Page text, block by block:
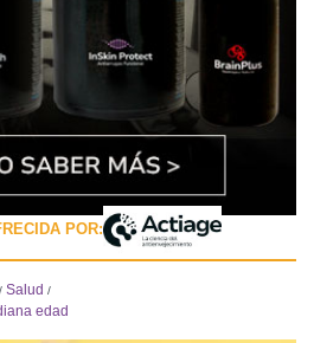
POR:
/ Salud /
edad